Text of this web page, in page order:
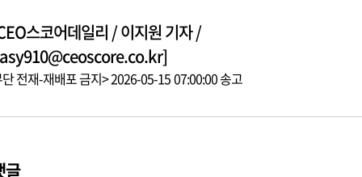
스코어데일리 / 이지원 기자 /
전재-재배포 금지> 2026-05-15 07:00:00 송고
글